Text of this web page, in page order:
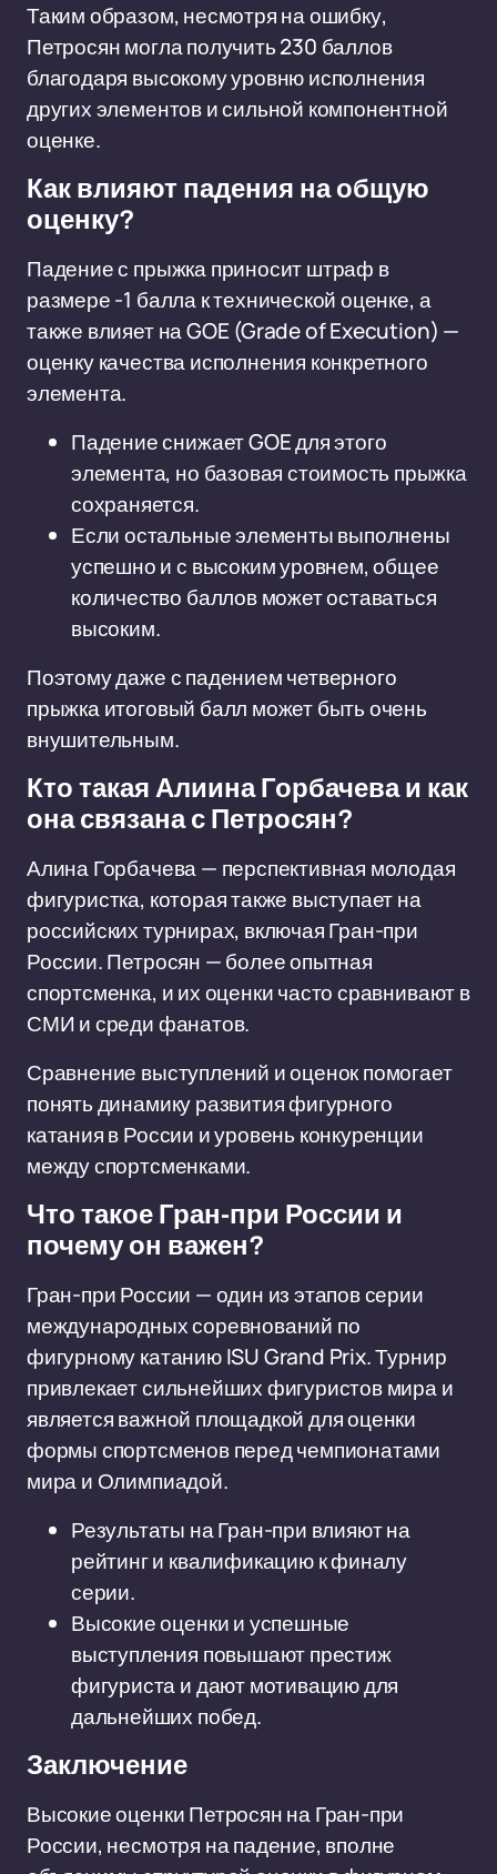
Таким образом, несмотря на ошибку,
Петросян могла получить 230 баллов
благодаря высокому уровню исполнения
других элементов и сильной компонентной
оценке.
Как влияют падения на общую
оценку?
Падение с прыжка приносит штраф в
размере -1 балла к технической оценке, а
также влияет на GOE (Grade of Execution) —
оценку качества исполнения конкретного
элемента.
Падение снижает GOE для этого
элемента, но базовая стоимость прыжка
сохраняется.
Если остальные элементы выполнены
успешно и с высоким уровнем, общее
количество баллов может оставаться
высоким.
Поэтому даже с падением четверного
прыжка итоговый балл может быть очень
внушительным.
Кто такая Алиина Горбачева и как
она связана с Петросян?
Алина Горбачева — перспективная молодая
фигуристка, которая также выступает на
российских турнирах, включая Гран-при
России. Петросян — более опытная
спортсменка, и их оценки часто сравнивают в
СМИ и среди фанатов.
Сравнение выступлений и оценок помогает
понять динамику развития фигурного
катания в России и уровень конкуренции
между спортсменками.
Что такое Гран-при России и
почему он важен?
Гран-при России — один из этапов серии
международных соревнований по
фигурному катанию ISU Grand Prix. Турнир
привлекает сильнейших фигуристов мира и
является важной площадкой для оценки
формы спортсменов перед чемпионатами
мира и Олимпиадой.
Результаты на Гран-при влияют на
рейтинг и квалификацию к финалу
серии.
Высокие оценки и успешные
выступления повышают престиж
фигуриста и дают мотивацию для
дальнейших побед.
Заключение
Высокие оценки Петросян на Гран-при
России, несмотря на падение, вполне